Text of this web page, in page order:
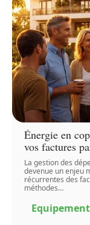
Énergie en
vos factures
La gestion des
devenue un enjeu
récurrentes des
méthodes…
Equipement